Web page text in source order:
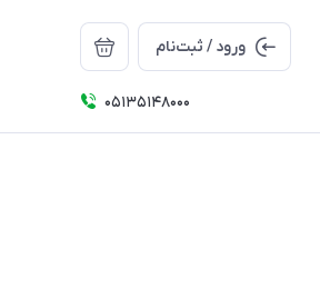
ورود / ثبت‌نام
05135148000